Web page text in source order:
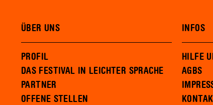
ÜBER UNS
PROFIL
DAS FESTIVAL IN LEICHTER SPRACHE
PARTNER
OFFENE STELLEN
INFOS
HILFE
AGBS